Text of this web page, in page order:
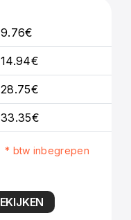
* btw inbegrepen